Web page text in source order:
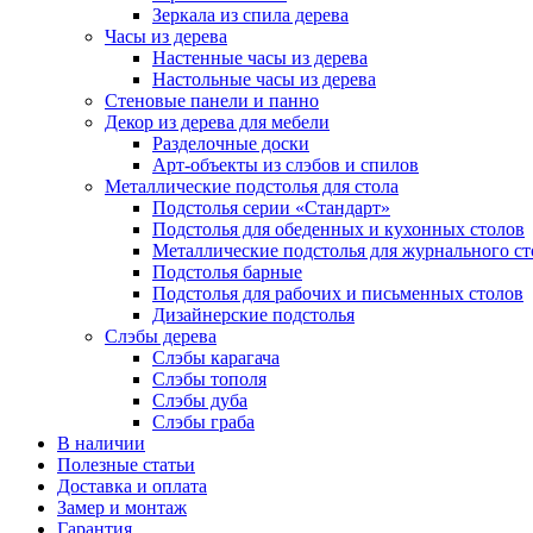
Зеркала из спила дерева
Часы из дерева
Настенные часы из дерева
Настольные часы из дерева
Стеновые панели и панно
Декор из дерева для мебели
Разделочные доски
Арт-объекты из слэбов и спилов
Металлические подстолья для стола
Подстолья серии «Стандарт»
Подстолья для обеденных и кухонных столов
Металлические подстолья для журнального
Подстолья барные
Подстолья для рабочих и письменных столов
Дизайнерские подстолья
Слэбы дерева
Слэбы карагача
Слэбы тополя
Слэбы дуба
Слэбы граба
В наличии
Полезные статьи
Доставка и оплата
Замер и монтаж
Гарантия